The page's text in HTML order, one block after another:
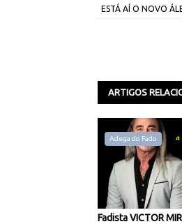
ESTÁ AÍ O NOVO
ARTIGOS
Adega do Fado
Fadista VICTOR